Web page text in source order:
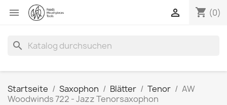
 shopping_cart (0)

search
Startseite Saxophon Blätter Tenor
AW
Woodwinds 722 - Jazz Tenorsaxophon